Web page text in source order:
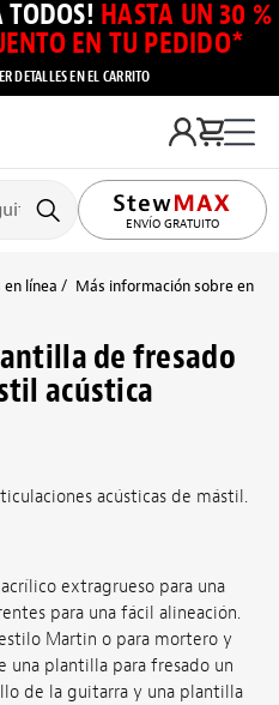
TODOS! HASTA UN 30 %
EN TU PEDIDO*
DETALLES EN EL CARRITO
ENVÍO GRATUITO
en línea Más información sobre
de fresado
acústica
acústicas de mástil.
extragrueso para una
para una fácil alineación.
Martin o para mortero y
una plantilla para fresado un
de la guitarra y una plantilla